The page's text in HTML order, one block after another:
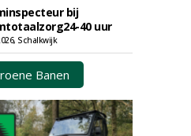
bij
40 uur
Schalkwijk
Banen